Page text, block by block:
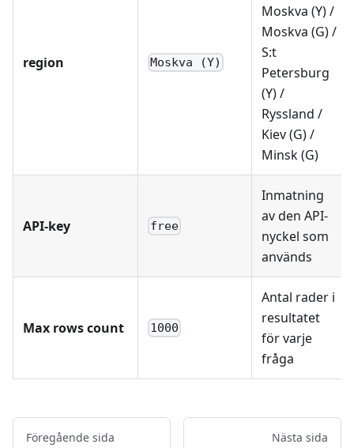
region Moskva (Y)
Moskva (Y) /
Moskva (G) /
S:t
Petersburg
(Y) /
Ryssland /
Kiev (G) /
Minsk (G)
API-key free
Inmatning
av den API-
nyckel som
används
Max rows count 1000
Antal rader i
resultatet
för varje
fråga
Föregående sida Nästa sida